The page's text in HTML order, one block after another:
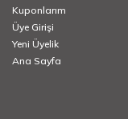
Kuponlarım
Üye Girişi
Yeni Üyelik
Ana Sayfa